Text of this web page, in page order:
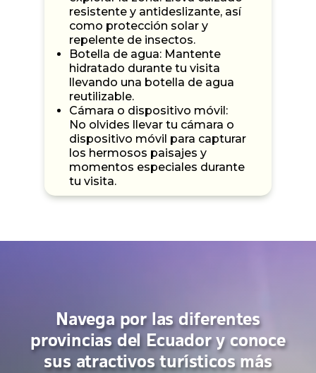
resistente y antideslizante, así
como protección solar y
repelente de insectos.
Botella de agua: Mantente
hidratado durante tu visita
llevando una botella de agua
reutilizable.
Cámara o dispositivo móvil:
No olvides llevar tu cámara o
dispositivo móvil para capturar
los hermosos paisajes y
momentos especiales durante
tu visita.
Navega por las diferentes
provincias del Ecuador y conoce
sus atractivos turísticos más